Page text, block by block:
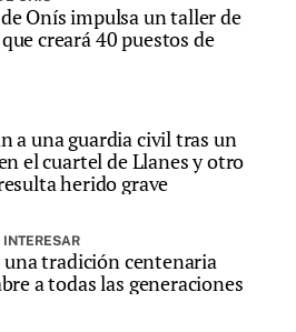
Onís impulsa un taller de
creará 40 puestos de
a una guardia civil tras un
el cuartel de Llanes y otro
herido grave
una tradición centenaria
a todas las generaciones